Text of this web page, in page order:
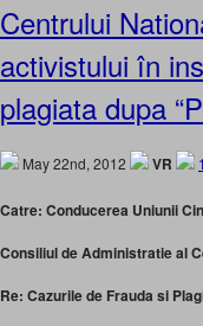
Centrului
activistului în
plagiata dupa
May 22nd, 2012 VR
Catre: Conducerea Uniunii
Consiliul de Administratie al
Re: Cazurile de Frauda si